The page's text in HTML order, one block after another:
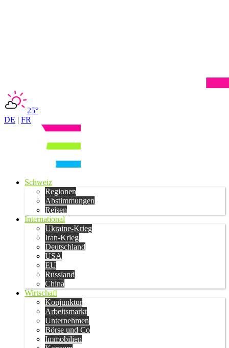
25°
DE | FR
Schweiz
Regionen
Abstimmungen
Reisen
International
Ukraine-Krieg
Iran-Krieg
Deutschland
USA
EU
Russland
China
Wirtschaft
Konjunktur
Arbeitsmarkt
Unternehmen
Börse und Co
Immobilien